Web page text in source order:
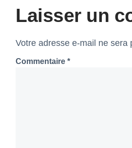
Laisser un
Votre adresse e-mail ne sera
Commentaire *